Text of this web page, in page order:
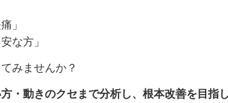
」
な方」
みませんか？
・動きのクセまで分析し、根本改善を目指